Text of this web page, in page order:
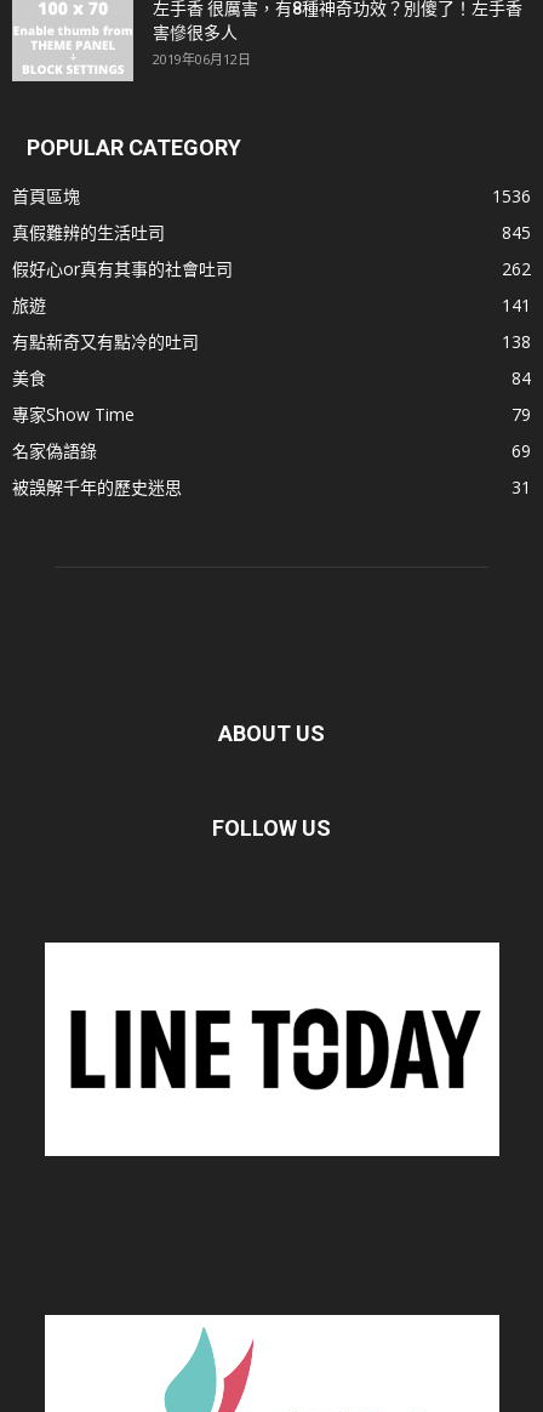
左手香 很厲害，有8種神奇功效？別傻了！左手香
害慘很多人
2019年06月12日
POPULAR CATEGORY
首頁區塊
1536
真假難辨的生活吐司
845
假好心or真有其事的社會吐司
262
旅遊
141
有點新奇又有點冷的吐司
138
美食
84
專家Show Time
79
名家偽語錄
69
被誤解千年的歷史迷思
31
ABOUT US
FOLLOW US